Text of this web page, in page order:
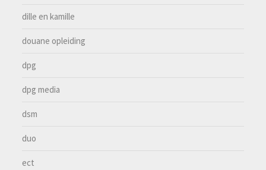
dille en kamille
douane opleiding
dpg
dpg media
dsm
duo
ect